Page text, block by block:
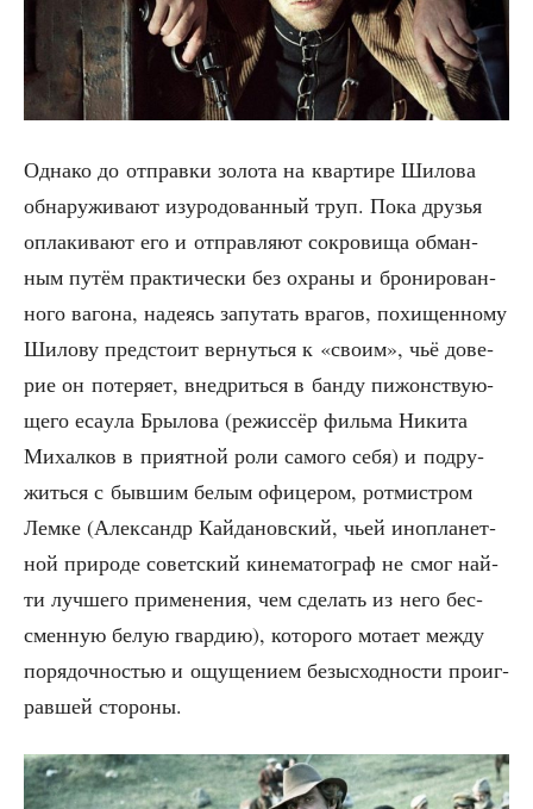
Одна­ко до отправ­ки золо­та на квар­ти­ре Шило­ва
обна­ру­жи­ва­ют изуро­до­ван­ный труп. Пока дру­зья
опла­ки­ва­ют его и отправ­ля­ют сокро­ви­ща обман­
ным путём прак­ти­че­ски без охра­ны и бро­ни­ро­ван­
но­го ваго­на, наде­ясь запу­тать вра­гов, похи­щен­но­му
Шило­ву пред­сто­ит вер­нуть­ся к «сво­им», чьё дове­
рие он поте­ря­ет, внед­рить­ся в бан­ду пижон­ству­ю­
ще­го еса­у­ла Бры­ло­ва (режис­сёр филь­ма Ники­та
Михал­ков в при­ят­ной роли само­го себя) и подру­
жить­ся с быв­шим белым офи­це­ром, рот­мист­ром
Лем­ке (Алек­сандр Кай­да­нов­ский, чьей ино­пла­нет­
ной при­ро­де совет­ский кине­ма­то­граф не смог най­
ти луч­ше­го при­ме­не­ния, чем сде­лать из него бес­
смен­ную белую гвар­дию), кото­ро­го мота­ет меж­ду
поря­доч­но­стью и ощу­ще­ни­ем безыс­ход­но­сти про­иг­
рав­шей стороны.